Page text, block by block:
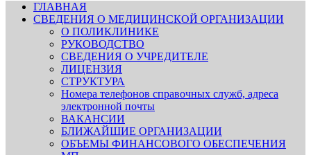
ГЛАВНАЯ
СВЕДЕНИЯ О МЕДИЦИНСКОЙ ОРГАНИЗАЦИИ
О ПОЛИКЛИНИКЕ
РУКОВОДСТВО
СВЕДЕНИЯ О УЧРЕДИТЕЛЕ
ЛИЦЕНЗИЯ
СТРУКТУРА
Номера телефонов справочных служб, адреса
электронной почты
ВАКАНСИИ
БЛИЖАЙШИЕ ОРГАНИЗАЦИИ
ОБЪЕМЫ ФИНАНСОВОГО ОБЕСПЕЧЕНИЯ